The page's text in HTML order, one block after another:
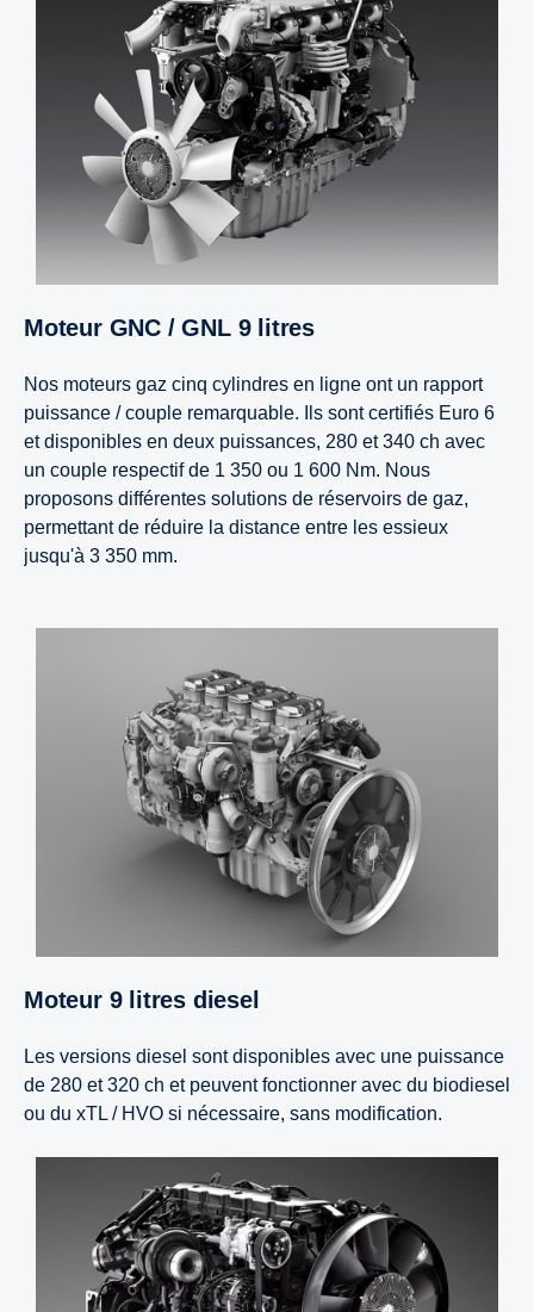
Moteur GNC / GNL 9 litres
Nos moteurs gaz cinq cylindres en ligne ont un rapport
puissance / couple remarquable. Ils sont certifiés Euro 6
et disponibles en deux puissances, 280 et 340 ch avec
un couple respectif de 1 350 ou 1 600 Nm. Nous
proposons différentes solutions de réservoirs de gaz,
permettant de réduire la distance entre les essieux
jusqu'à 3 350 mm.
Moteur 9 litres diesel
Les versions diesel sont disponibles avec une puissance
de 280 et 320 ch et peuvent fonctionner avec du biodiesel
ou du xTL / HVO si nécessaire, sans modification.